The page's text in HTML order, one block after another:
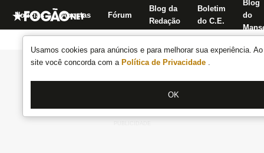
Usamos cookies para anúncios e para melhorar sua experiência.
site você concorda com a Política de Privacidade .
OK
Notícias Apostas Fórum
Blog da
Redação
Boletim
do C.E.
Blog
do